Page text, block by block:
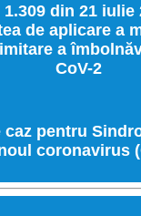
1.309 din 21
de aplicare a
a
CoV-2
caz pentru
coronavirus